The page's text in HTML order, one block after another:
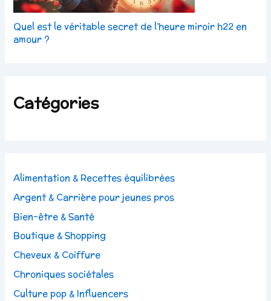
Quel est le véritable secret de l’heure miroir h22 en
amour ?
Catégories
Alimentation & Recettes équilibrées
Argent & Carrière pour jeunes pros
Bien-être & Santé
Boutique & Shopping
Cheveux & Coiffure
Chroniques sociétales
Culture pop & Influencers